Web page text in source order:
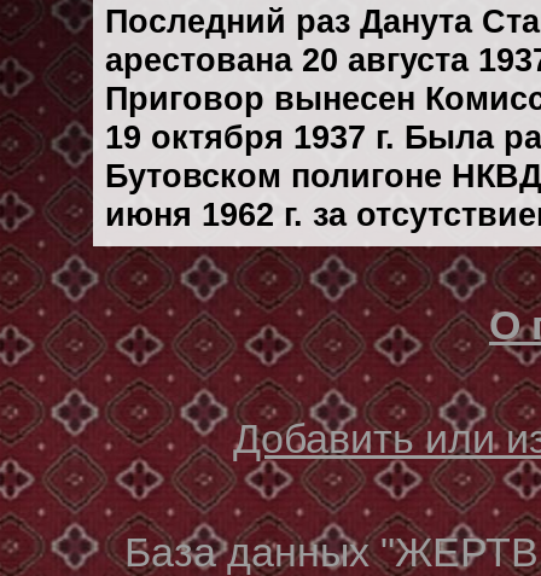
Последний раз Данута
арестована 20 августа
Приговор вынесен
19 октября 1937 г. Была
Бутовском полигоне
июня 1962 г. за
О
Добавить или
База данных